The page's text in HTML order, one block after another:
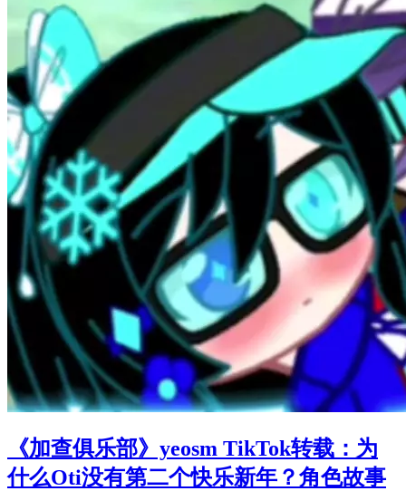
《加查俱乐部》yeosm TikTok转载：为
什么Oti没有第二个快乐新年？角色故事